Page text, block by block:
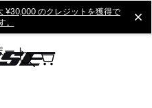
¥30,000 のクレジットを獲得で
。
ート